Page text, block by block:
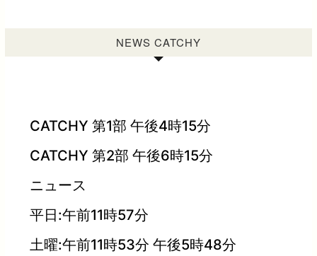
NEWS CATCHY
CATCHY 第1部 午後4時15分
CATCHY 第2部 午後6時15分
ニュース
平日:午前11時57分
土曜:午前11時53分 午後5時48分